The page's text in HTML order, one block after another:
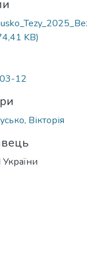
KB)
12
Вікторія